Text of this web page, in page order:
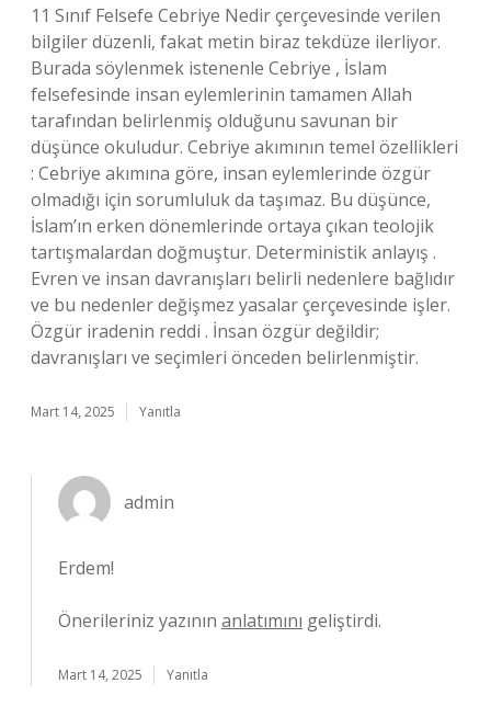
11 Sınıf Felsefe Cebriye Nedir çerçevesinde verilen
bilgiler düzenli, fakat metin biraz tekdüze ilerliyor.
Burada söylenmek istenenle Cebriye , İslam
felsefesinde insan eylemlerinin tamamen Allah
tarafından belirlenmiş olduğunu savunan bir
düşünce okuludur. Cebriye akımının temel özellikleri
: Cebriye akımına göre, insan eylemlerinde özgür
olmadığı için sorumluluk da taşımaz. Bu düşünce,
İslam’ın erken dönemlerinde ortaya çıkan teolojik
tartışmalardan doğmuştur. Deterministik anlayış .
Evren ve insan davranışları belirli nedenlere bağlıdır
ve bu nedenler değişmez yasalar çerçevesinde işler.
Özgür iradenin reddi . İnsan özgür değildir;
davranışları ve seçimleri önceden belirlenmiştir.
Mart 14, 2025 Yanıtla
admin
Erdem!
Önerileriniz yazının anlatımını geliştirdi.
Mart 14, 2025 Yanıtla